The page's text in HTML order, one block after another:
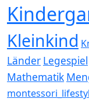
Kleinkind
Länder Legespiel
Mathematik